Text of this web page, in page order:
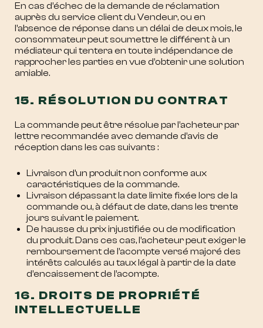
En cas d’échec de la demande de réclamation
auprès du service client du Vendeur, ou en
l’absence de réponse dans un délai de deux mois, le
consommateur peut soumettre le différent à un
médiateur qui tentera en toute indépendance de
rapprocher les parties en vue d’obtenir une solution
amiable.
15. RÉSOLUTION DU CONTRAT
La commande peut être résolue par l’acheteur par
lettre recommandée avec demande d’avis de
réception dans les cas suivants :
Livraison d’un produit non conforme aux
caractéristiques de la commande.
Livraison dépassant la date limite fixée lors de la
commande ou, à défaut de date, dans les trente
jours suivant le paiement.
De hausse du prix injustifiée ou de modification
du produit. Dans ces cas, l’acheteur peut exiger le
remboursement de l’acompte versé majoré des
intérêts calculés au taux légal à partir de la date
d’encaissement de l’acompte.
16. DROITS DE PROPRIÉTÉ
INTELLECTUELLE